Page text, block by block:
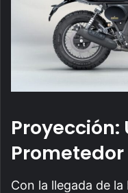
Proyección:
Prometedor
Con la llegada de